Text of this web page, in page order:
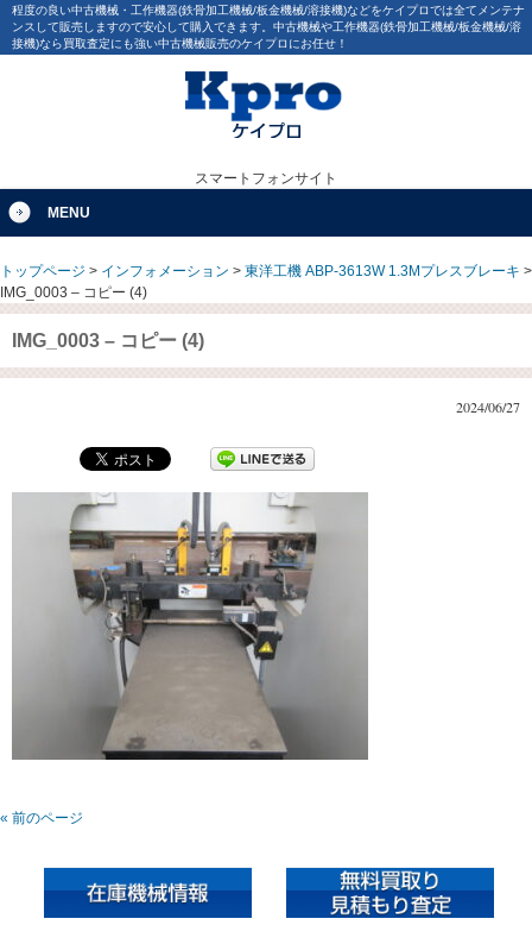
程度の良い中古機械・工作機器(鉄骨加工機械/板金機械/溶接機)などをケイプロでは全てメンテナ
ンスして販売しますので安心して購入できます。中古機械や工作機器(鉄骨加工機械/板金機械/溶
接機)なら買取査定にも強い中古機械販売のケイプロにお任せ！
スマートフォンサイト
MENU
トップページ > インフォメーション > 東洋工機 ABP-3613W 1.3Mプレスブレーキ >
IMG_0003 – コピー (4)
IMG_0003 – コピー (4)
2024/06/27
« 前のページ